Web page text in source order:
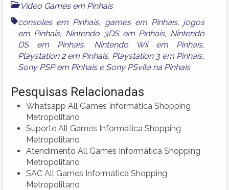
Vídeo Games em Pinhais
consoles em Pinhais, games em Pinhais, jogos
em Pinhais, Nintendo 3DS em Pinhais, Nintendo
DS em Pinhais, Nintendo Wii em Pinhais,
Playstation 2 em Pinhais, Playstation 3 em Pinhais,
Sony PSP em Pinhaise Sony PSvita na Pinhais
Pesquisas Relacionadas
Whatsapp All Games Informática Shopping
Metropolitano
Suporte All Games Informática Shopping
Metropolitano
Atendimento All Games Informática Shopping
Metropolitano
SAC All Games Informática Shopping
Metropolitano